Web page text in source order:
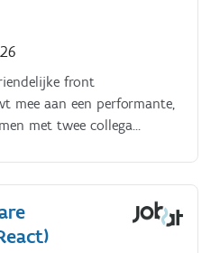
front
mee aan een performante,
met twee collega